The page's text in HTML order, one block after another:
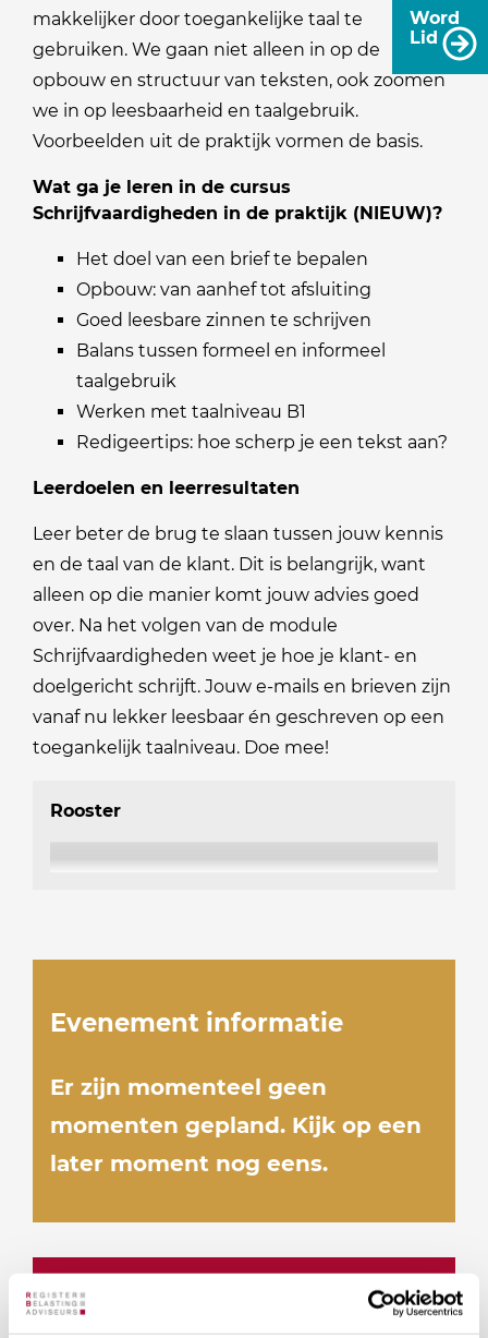
Word
Lid
makkelijker door toegankelijke taal te
gebruiken. We gaan niet alleen in op de
opbouw en structuur van teksten, ook zoomen
we in op leesbaarheid en taalgebruik.
Voorbeelden uit de praktijk vormen de basis.
Wat ga je leren in de cursus
Schrijfvaardigheden in de praktijk (NIEUW)?
Het doel van een brief te bepalen
Opbouw: van aanhef tot afsluiting
Goed leesbare zinnen te schrijven
Balans tussen formeel en informeel
taalgebruik
Werken met taalniveau B1
Redigeertips: hoe scherp je een tekst aan?
Leerdoelen en leerresultaten
Leer beter de brug te slaan tussen jouw kennis
en de taal van de klant. Dit is belangrijk, want
alleen op die manier komt jouw advies goed
over. Na het volgen van de module
Schrijfvaardigheden weet je hoe je klant- en
doelgericht schrijft. Jouw e-mails en brieven zijn
vanaf nu lekker leesbaar én geschreven op een
toegankelijk taalniveau. Doe mee!
Rooster
Evenement informatie
Er zijn momenteel geen
momenten gepland. Kijk op een
later moment nog eens.
Docenten